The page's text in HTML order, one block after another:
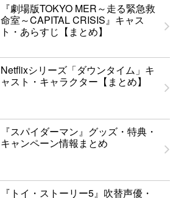
『劇場版TOKYO MER～走る緊急救
命室～CAPITAL CRISIS』キャス
ト・あらすじ【まとめ】
Netflixシリーズ「ダウンタイム」キ
ャスト・キャラクター【まとめ】
『スパイダーマン』グッズ・特典・
キャンペーン情報まとめ
『トイ・ストーリー5』吹替声優・